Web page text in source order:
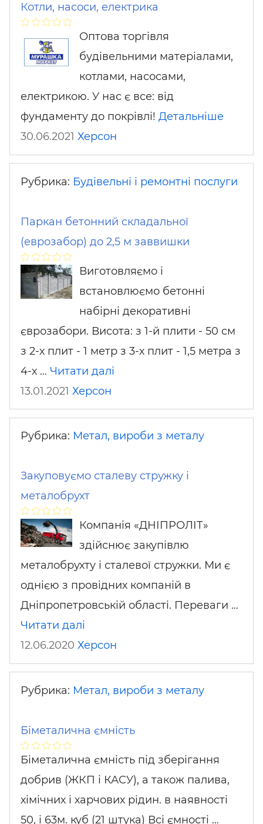
Котли, насоси, електрика
Оптова торгівля
будівельними матеріалами,
котлами, насосами,
електрикою. У нас є все: від
фундаменту до покрівлі! Детальніше
30.06.2021 Херсон
Рубрика: Будівельні і ремонтні послуги
Паркан бетонний складальної
(еврозабор) до 2,5 м заввишки
Виготовляємо і
встановлюємо бетонні
набірні декоративні
єврозабори. Висота: з 1-й плити - 50 см
з 2-х плит - 1 метр з 3-х плит - 1,5 метра з
4-х … Читати далі
13.01.2021 Херсон
Рубрика: Метал, вироби з металу
Закуповуємо сталеву стружку і
металобрухт
Компанія «ДНІПРОЛІТ»
здійснює закупівлю
металобрухту і сталевої стружки. Ми є
однією з провідних компаній в
Дніпропетровській області. Переваги …
Читати далі
12.06.2020 Херсон
Рубрика: Метал, вироби з металу
Біметалична ємність
Біметалична ємність під зберігання
добрив (ЖКП і КАСУ), а також палива,
хімічних і харчових рідин. в наявності
50, і 63м. куб (21 штука) Всі ємності …